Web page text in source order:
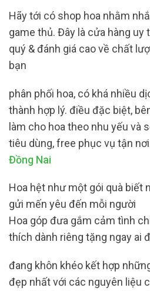
Hãy tới có shop hoa nhằm
game thủ. Đây là cửa hàng uy
quý & đánh giá cao về chất
bạn
phân phối hoa, có khá nhiều
thành hợp lý. điều đặc biệt,
làm cho hoa theo nhu yếu và
tiêu dùng, free phục vụ tận
Đồng Nai
Hoa hệt như một gói quà biết
gửi mến yêu đến mỗi người
Hoa góp đưa gắm cảm tình
thích dành riêng tặng ngay ai
đang khôn khéo kết hợp
đẹp nhất với các nguyên liệu